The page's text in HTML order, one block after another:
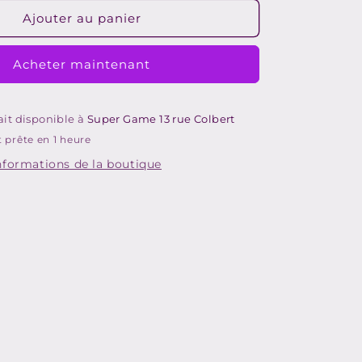
Ajouter au panier
Acheter maintenant
disponible à Super Game 13 rue Colbert
en 1 heure
de la boutique